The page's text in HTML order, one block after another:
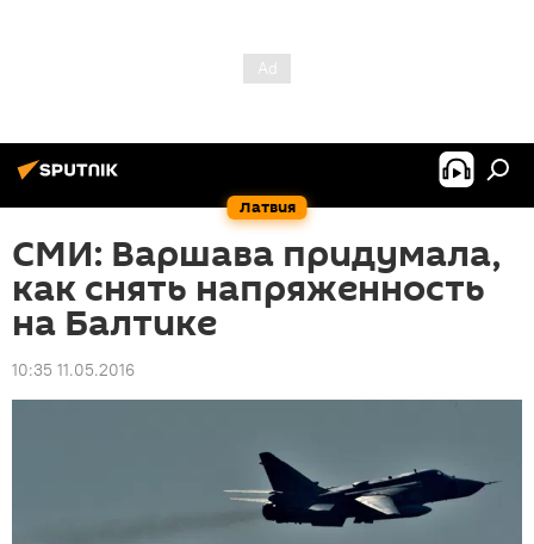
Латвия
СМИ: Варшава придумала,
как снять напряженность
на Балтике
10:35 11.05.2016